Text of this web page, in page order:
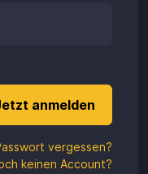
vergessen?
keinen Account?